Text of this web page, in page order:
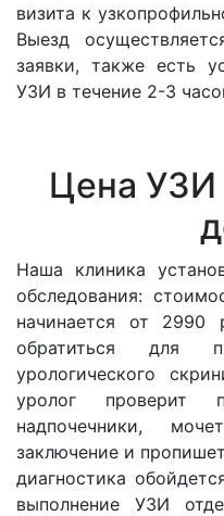
визита к
Выезд
заявки, также есть
УЗИ в течение 2-3
Цена УЗИ
Наша клиника
обследования:
начинается от
обратиться для
урологического
уролог проверит
надпочечники,
заключение и
диагностика
выполнение УЗИ